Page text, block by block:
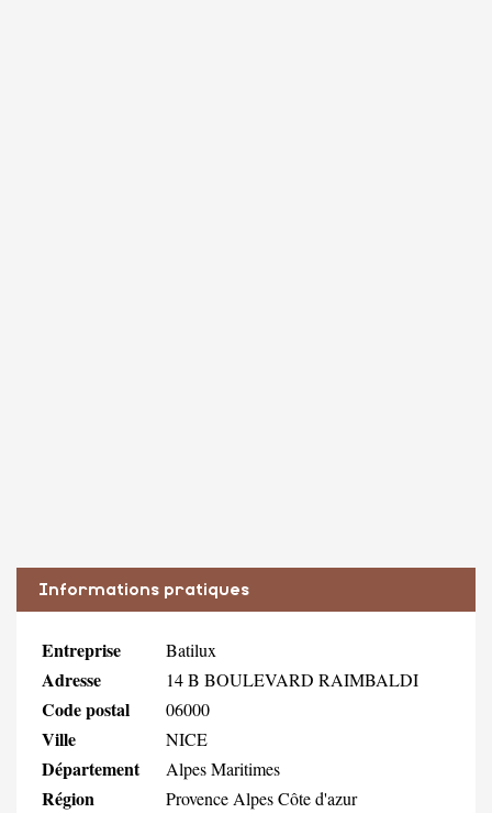
Informations pratiques
Entreprise Batilux
Adresse 14 B BOULEVARD RAIMBALDI
Code postal 06000
Ville NICE
Département Alpes Maritimes
Région Provence Alpes Côte d'azur